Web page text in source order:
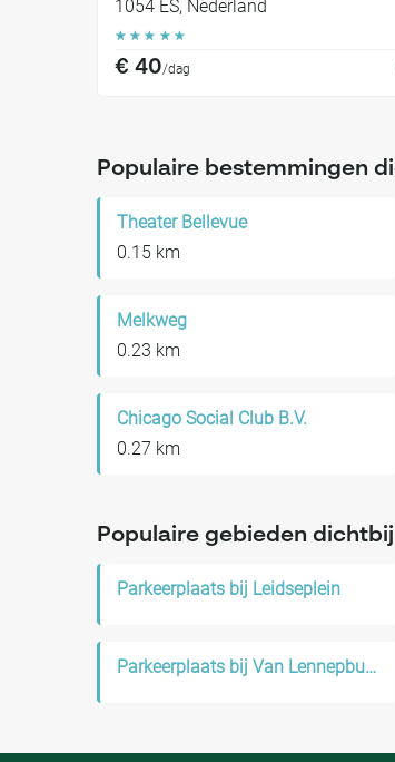
1054 ES, Nederland
☆ ☆ ☆ ☆ ☆
€ 40/dag
Populaire bestemmingen
Theater Bellevue
0.15 km
Melkweg
0.23 km
Chicago Social Club B.V.
0.27 km
Populaire gebieden
Parkeerplaats bij Leidseplein
Parkeerplaats bij Van Lennepbuurt